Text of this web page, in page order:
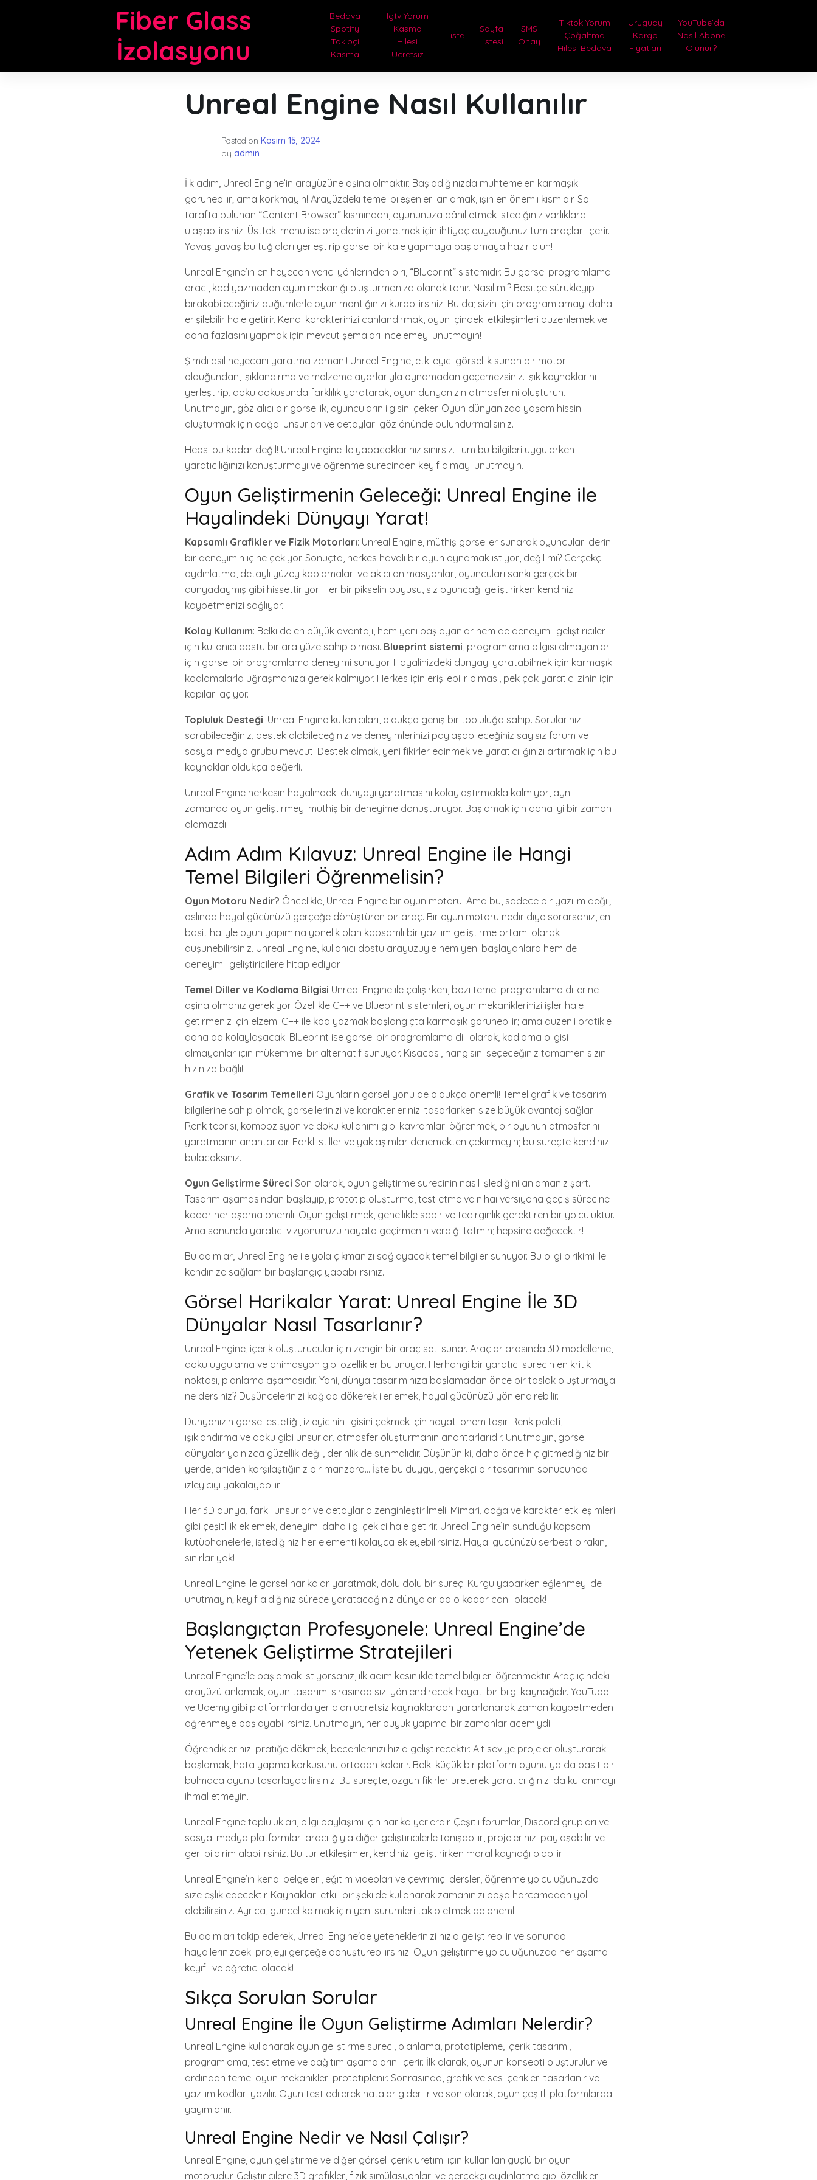
Fiber Glass
İzolasyonu
Bedava
Spotify
Takipçi
Kasma
Igtv Yorum
Kasma
Hilesi
Ücretsiz
Liste
Sayfa
Listesi
SMS
Onay
Tiktok Yorum
Çoğaltma
Hilesi Bedava
Uruguay
Kargo
Fiyatları
YouTube’da
Nasıl Abone
Olunur?
Unreal Engine Nasıl Kullanılır
Posted on Kasım 15, 2024
by admin
İlk adım, Unreal Engine’in arayüzüne aşina olmaktır. Başladığınızda muhtemelen karmaşık
görünebilir; ama korkmayın! Arayüzdeki temel bileşenleri anlamak, işin en önemli kısmıdır. Sol
tarafta bulunan “Content Browser” kısmından, oyununuza dâhil etmek istediğiniz varlıklara
ulaşabilirsiniz. Üstteki menü ise projelerinizi yönetmek için ihtiyaç duyduğunuz tüm araçları içerir.
Yavaş yavaş bu tuğlaları yerleştirip görsel bir kale yapmaya başlamaya hazır olun!
Unreal Engine’in en heyecan verici yönlerinden biri, “Blueprint” sistemidir. Bu görsel programlama
aracı, kod yazmadan oyun mekaniği oluşturmanıza olanak tanır. Nasıl mı? Basitçe sürükleyip
bırakabileceğiniz düğümlerle oyun mantığınızı kurabilirsiniz. Bu da; sizin için programlamayı daha
erişilebilir hale getirir. Kendi karakterinizi canlandırmak, oyun içindeki etkileşimleri düzenlemek ve
daha fazlasını yapmak için mevcut şemaları incelemeyi unutmayın!
Şimdi asıl heyecanı yaratma zamanı! Unreal Engine, etkileyici görsellik sunan bir motor
olduğundan, ışıklandırma ve malzeme ayarlarıyla oynamadan geçemezsiniz. Işık kaynaklarını
yerleştirip, doku dokusunda farklılık yaratarak, oyun dünyanızın atmosferini oluşturun.
Unutmayın, göz alıcı bir görsellik, oyuncuların ilgisini çeker. Oyun dünyanızda yaşam hissini
oluşturmak için doğal unsurları ve detayları göz önünde bulundurmalısınız.
Hepsi bu kadar değil! Unreal Engine ile yapacaklarınız sınırsız. Tüm bu bilgileri uygularken
yaratıcılığınızı konuşturmayı ve öğrenme sürecinden keyif almayı unutmayın.
Oyun Geliştirmenin Geleceği: Unreal Engine ile
Hayalindeki Dünyayı Yarat!
Kapsamlı Grafikler ve Fizik Motorları: Unreal Engine, müthiş görseller sunarak oyuncuları derin
bir deneyimin içine çekiyor. Sonuçta, herkes havalı bir oyun oynamak istiyor, değil mi? Gerçekçi
aydınlatma, detaylı yüzey kaplamaları ve akıcı animasyonlar, oyuncuları sanki gerçek bir
dünyadaymış gibi hissettiriyor. Her bir pikselin büyüsü, siz oyuncağı geliştirirken kendinizi
kaybetmenizi sağlıyor.
Kolay Kullanım: Belki de en büyük avantajı, hem yeni başlayanlar hem de deneyimli geliştiriciler
için kullanıcı dostu bir ara yüze sahip olması. Blueprint sistemi, programlama bilgisi olmayanlar
için görsel bir programlama deneyimi sunuyor. Hayalinizdeki dünyayı yaratabilmek için karmaşık
kodlamalarla uğraşmanıza gerek kalmıyor. Herkes için erişilebilir olması, pek çok yaratıcı zihin için
kapıları açıyor.
Topluluk Desteği: Unreal Engine kullanıcıları, oldukça geniş bir topluluğa sahip. Sorularınızı
sorabileceğiniz, destek alabileceğiniz ve deneyimlerinizi paylaşabileceğiniz sayısız forum ve
sosyal medya grubu mevcut. Destek almak, yeni fikirler edinmek ve yaratıcılığınızı artırmak için bu
kaynaklar oldukça değerli.
Unreal Engine herkesin hayalindeki dünyayı yaratmasını kolaylaştırmakla kalmıyor, aynı
zamanda oyun geliştirmeyi müthiş bir deneyime dönüştürüyor. Başlamak için daha iyi bir zaman
olamazdı!
Adım Adım Kılavuz: Unreal Engine ile Hangi
Temel Bilgileri Öğrenmelisin?
Oyun Motoru Nedir? Öncelikle, Unreal Engine bir oyun motoru. Ama bu, sadece bir yazılım değil;
aslında hayal gücünüzü gerçeğe dönüştüren bir araç. Bir oyun motoru nedir diye sorarsanız, en
basit haliyle oyun yapımına yönelik olan kapsamlı bir yazılım geliştirme ortamı olarak
düşünebilirsiniz. Unreal Engine, kullanıcı dostu arayüzüyle hem yeni başlayanlara hem de
deneyimli geliştiricilere hitap ediyor.
Temel Diller ve Kodlama Bilgisi Unreal Engine ile çalışırken, bazı temel programlama dillerine
aşina olmanız gerekiyor. Özellikle C++ ve Blueprint sistemleri, oyun mekaniklerinizi işler hale
getirmeniz için elzem. C++ ile kod yazmak başlangıçta karmaşık görünebilir; ama düzenli pratikle
daha da kolaylaşacak. Blueprint ise görsel bir programlama dili olarak, kodlama bilgisi
olmayanlar için mükemmel bir alternatif sunuyor. Kısacası, hangisini seçeceğiniz tamamen sizin
hızınıza bağlı!
Grafik ve Tasarım Temelleri Oyunların görsel yönü de oldukça önemli! Temel grafik ve tasarım
bilgilerine sahip olmak, görsellerinizi ve karakterlerinizi tasarlarken size büyük avantaj sağlar.
Renk teorisi, kompozisyon ve doku kullanımı gibi kavramları öğrenmek, bir oyunun atmosferini
yaratmanın anahtarıdır. Farklı stiller ve yaklaşımlar denemekten çekinmeyin; bu süreçte kendinizi
bulacaksınız.
Oyun Geliştirme Süreci Son olarak, oyun geliştirme sürecinin nasıl işlediğini anlamanız şart.
Tasarım aşamasından başlayıp, prototip oluşturma, test etme ve nihai versiyona geçiş sürecine
kadar her aşama önemli. Oyun geliştirmek, genellikle sabır ve tedirginlik gerektiren bir yolculuktur.
Ama sonunda yaratıcı vizyonunuzu hayata geçirmenin verdiği tatmin; hepsine değecektir!
Bu adımlar, Unreal Engine ile yola çıkmanızı sağlayacak temel bilgiler sunuyor. Bu bilgi birikimi ile
kendinize sağlam bir başlangıç yapabilirsiniz.
Görsel Harikalar Yarat: Unreal Engine İle 3D
Dünyalar Nasıl Tasarlanır?
Unreal Engine, içerik oluşturucular için zengin bir araç seti sunar. Araçlar arasında 3D modelleme,
doku uygulama ve animasyon gibi özellikler bulunuyor. Herhangi bir yaratıcı sürecin en kritik
noktası, planlama aşamasıdır. Yani, dünya tasarımınıza başlamadan önce bir taslak oluşturmaya
ne dersiniz? Düşüncelerinizi kağıda dökerek ilerlemek, hayal gücünüzü yönlendirebilir.
Dünyanızın görsel estetiği, izleyicinin ilgisini çekmek için hayati önem taşır. Renk paleti,
ışıklandırma ve doku gibi unsurlar, atmosfer oluşturmanın anahtarlarıdır. Unutmayın, görsel
dünyalar yalnızca güzellik değil, derinlik de sunmalıdır. Düşünün ki, daha önce hiç gitmediğiniz bir
yerde, aniden karşılaştığınız bir manzara… İşte bu duygu, gerçekçi bir tasarımın sonucunda
izleyiciyi yakalayabilir.
Her 3D dünya, farklı unsurlar ve detaylarla zenginleştirilmeli. Mimari, doğa ve karakter etkileşimleri
gibi çeşitlilik eklemek, deneyimi daha ilgi çekici hale getirir. Unreal Engine’in sunduğu kapsamlı
kütüphanelerle, istediğiniz her elementi kolayca ekleyebilirsiniz. Hayal gücünüzü serbest bırakın,
sınırlar yok!
Unreal Engine ile görsel harikalar yaratmak, dolu dolu bir süreç. Kurgu yaparken eğlenmeyi de
unutmayın; keyif aldığınız sürece yaratacağınız dünyalar da o kadar canlı olacak!
Başlangıçtan Profesyonele: Unreal Engine’de
Yetenek Geliştirme Stratejileri
Unreal Engine’le başlamak istiyorsanız, ilk adım kesinlikle temel bilgileri öğrenmektir. Araç içindeki
arayüzü anlamak, oyun tasarımı sırasında sizi yönlendirecek hayati bir bilgi kaynağıdır. YouTube
ve Udemy gibi platformlarda yer alan ücretsiz kaynaklardan yararlanarak zaman kaybetmeden
öğrenmeye başlayabilirsiniz. Unutmayın, her büyük yapımcı bir zamanlar acemiydi!
Öğrendiklerinizi pratiğe dökmek, becerilerinizi hızla geliştirecektir. Alt seviye projeler oluşturarak
başlamak, hata yapma korkusunu ortadan kaldırır. Belki küçük bir platform oyunu ya da basit bir
bulmaca oyunu tasarlayabilirsiniz. Bu süreçte, özgün fikirler üreterek yaratıcılığınızı da kullanmayı
ihmal etmeyin.
Unreal Engine toplulukları, bilgi paylaşımı için harika yerlerdir. Çeşitli forumlar, Discord grupları ve
sosyal medya platformları aracılığıyla diğer geliştiricilerle tanışabilir, projelerinizi paylaşabilir ve
geri bildirim alabilirsiniz. Bu tür etkileşimler, kendinizi geliştirirken moral kaynağı olabilir.
Unreal Engine’in kendi belgeleri, eğitim videoları ve çevrimiçi dersler, öğrenme yolculuğunuzda
size eşlik edecektir. Kaynakları etkili bir şekilde kullanarak zamanınızı boşa harcamadan yol
alabilirsiniz. Ayrıca, güncel kalmak için yeni sürümleri takip etmek de önemli!
Bu adımları takip ederek, Unreal Engine'de yeteneklerinizi hızla geliştirebilir ve sonunda
hayallerinizdeki projeyi gerçeğe dönüştürebilirsiniz. Oyun geliştirme yolculuğunuzda her aşama
keyifli ve öğretici olacak!
Sıkça Sorulan Sorular
Unreal Engine İle Oyun Geliştirme Adımları Nelerdir?
Unreal Engine kullanarak oyun geliştirme süreci, planlama, prototipleme, içerik tasarımı,
programlama, test etme ve dağıtım aşamalarını içerir. İlk olarak, oyunun konsepti oluşturulur ve
ardından temel oyun mekanikleri prototiplenir. Sonrasında, grafik ve ses içerikleri tasarlanır ve
yazılım kodları yazılır. Oyun test edilerek hatalar giderilir ve son olarak, oyun çeşitli platformlarda
yayımlanır.
Unreal Engine Nedir ve Nasıl Çalışır?
Unreal Engine, oyun geliştirme ve diğer görsel içerik üretimi için kullanılan güçlü bir oyun
motorudur. Geliştiricilere 3D grafikler, fizik simülasyonları ve gerçekçi aydınlatma gibi özellikler